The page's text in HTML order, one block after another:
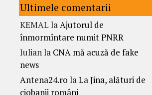
Ultimele comentarii
KEMAL laAjutorul de
înmormîntare numit PNRR
Iulianla CNA mă acuză de fake
news
Antena24.ro laLa Jina, alături de
ciobanii români